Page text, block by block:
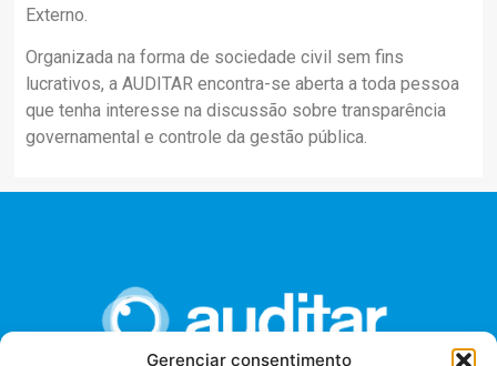
Gerenciar consentimento
Externo.
Organizada na forma de sociedade civil sem fins
lucrativos, a AUDITAR encontra-se aberta a toda pessoa
que tenha interesse na discussão sobre transparência
governamental e controle da gestão pública.